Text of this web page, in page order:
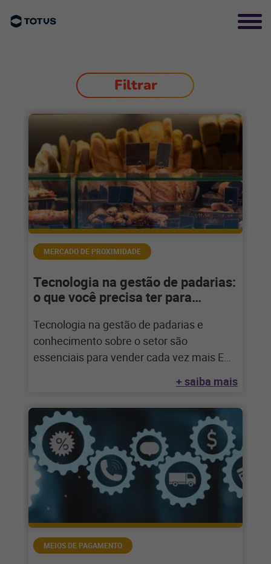
Filtrar
MERCADO DE PROXIMIDADE
Tecnologia na gestão de padarias:
o que você precisa ter para
Tecnologia na gestão de padarias e
conhecimento sobre o setor são
essenciais para vender cada vez mais Em
+ saiba mais
MEIOS DE PAGAMENTO